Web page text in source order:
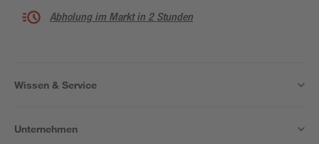
Abholung im Markt in 2 Stunden
Wissen & Service
Unternehmen